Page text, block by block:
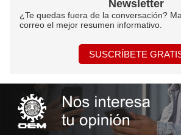
Newsletter
¿Te quedas fuera de la conversación?
correo el mejor resumen informativo.
SUSCRÍBETE